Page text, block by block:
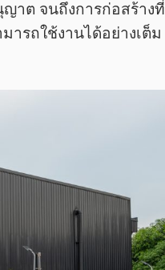
าต จนถึงการก่อสร้างที่
ารถใช้งานได้อย่างเต็ม